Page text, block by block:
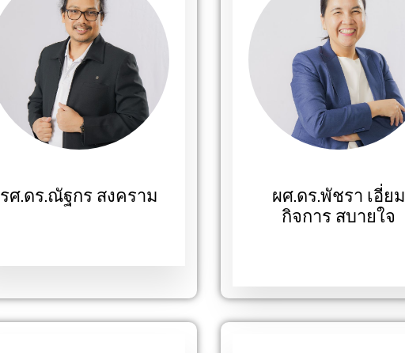
รศ.ดร.ณัฐกร สงคราม ผศ.ดร.พัชรา เอี่ยม
กิจการ สบายใจ